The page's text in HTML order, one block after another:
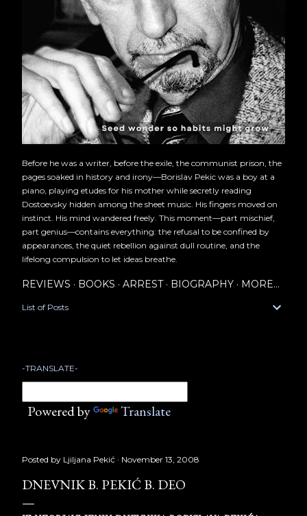
Before he was a writer, before the exile, the communist prison, the
pages soaked in history and irony—Borislav Pekic was a boy at a
piano, playing etudes for his mother while secretly reading
Dostoevsky hidden among the sheet music. His fingers moved on
instinct. His mind wandered freely. This moment—part mischief,
part genius—contains everything: the refusal to be confined by
appearances, the quiet rebellion against dull routine, and the
lifelong compulsion to let ideas breathe.
REVIEWS BOOKS ARREST BIOGRAPHY MORE…
List of Posts
-TRANSLATE-
Powered by Translate
Posted by Ljiljana Pekić November 13, 2008
DNEVNIK B. PEKIĆ B. DEO